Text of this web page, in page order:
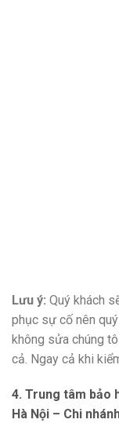
Lưu ý: Quý khách
phục sự cố nên
không sửa chúng
cả. Ngay cả khi
4. Trung tâm bảo
Hà Nội – Chi